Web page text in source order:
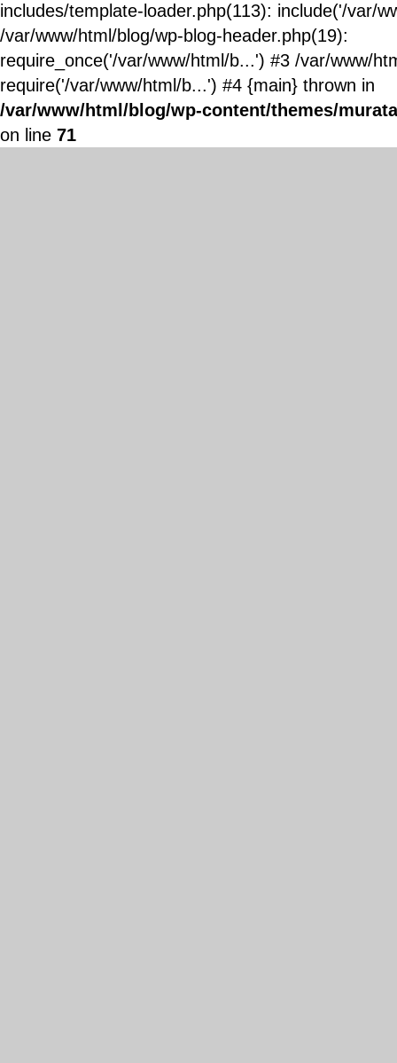
includes/template-loader.php(113): include('/var/
/var/www/html/blog/wp-blog-header.php(19):
require_once('/var/www/html/b...') #3 /var/www/
require('/var/www/html/b...') #4 {main} thrown in
/var/www/html/blog/wp-content/themes/
on line 71